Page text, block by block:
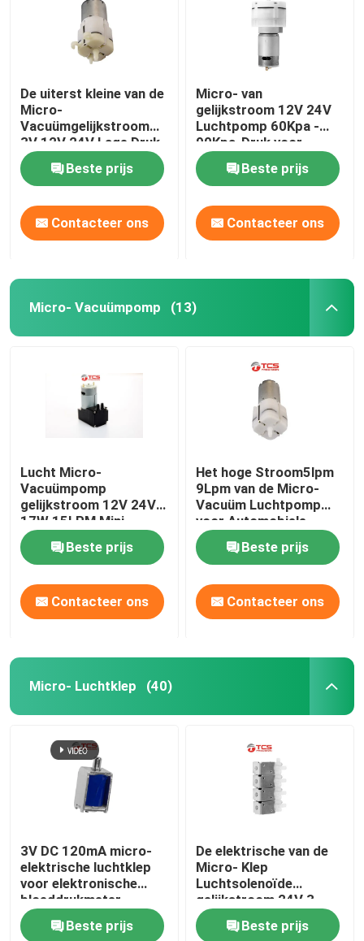
De uiterst kleine van de
Micro-
Vacuümgelijkstroom
3V 12V 24V Lage Druk
Luchtpomp voor Auto
Seat
Beste prijs
Contacteer ons
Micro- van
gelijkstroom 12V 24V
Luchtpomp 60Kpa -
90Kpa-Druk voor
Massager
Beste prijs
Contacteer ons
Micro- Vacuümpomp (13)
Lucht Micro-
Vacuümpomp
gelijkstroom 12V 24V
17W 15LPM Mini
Diaphragm Pumps
Beste prijs
Contacteer ons
Het hoge Stroom5lpm
9Lpm van de Micro-
Vacuüm Luchtpomp
voor Automobiele
Taillesteun
Beste prijs
Contacteer ons
Micro- Luchtklep (40)
3V DC 120mA micro-
elektrische luchtklep
voor elektronische
bloeddrukmeter
medische monitor
Beste prijs
De elektrische van de
Micro- Klep
Luchtsolenoïde
gelijkstroom 24V 3
Manier 2 de Klep van de
Positiesolenoïde
Beste prijs